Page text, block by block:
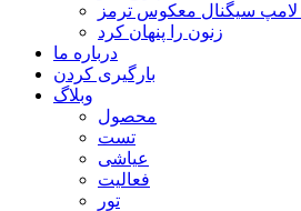
زنون را پنهان کرد
درباره ما
بارگیری کردن
وبلاگ
محصول
تست
عیاشی
فعالیت
تور